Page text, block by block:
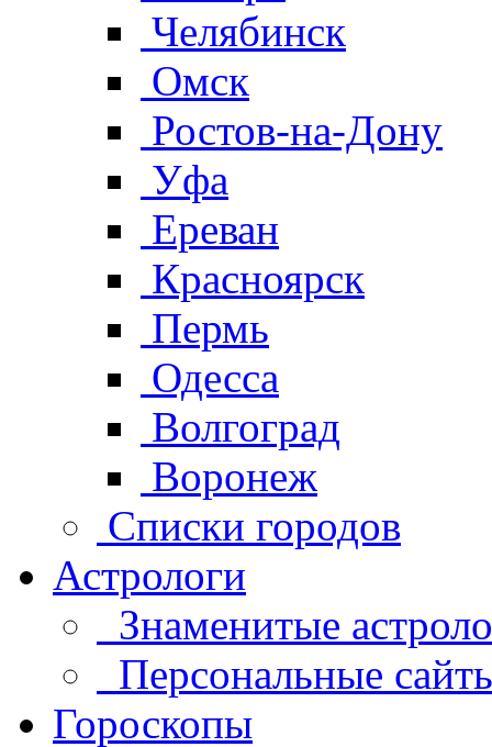
Челябинск
Омск
Ростов-на-Дону
Уфа
Ереван
Красноярск
Пермь
Одесса
Волгоград
Воронеж
Списки городов
Астрологи
Знаменитые
Персональные
Гороскопы